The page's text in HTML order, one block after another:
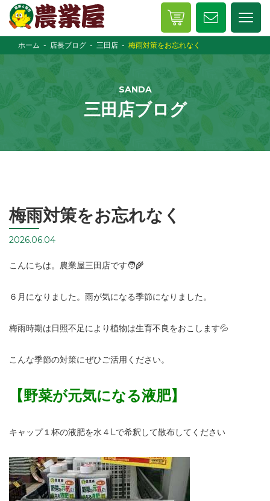
ホーム 店長ブログ 三田店 梅雨対策をお忘れなく
SANDA
三田店ブログ
梅雨対策をお忘れなく
2026.06.04
こんにちは。農業屋三田店です🧑‍🌾
６月になりました。雨が気になる季節になりました。
梅雨時期は日照不足により植物は生育不良をおこします💦
こんな季節の対策にぜひご活用ください。
【野菜が元気になる液肥】
キャップ１杯の液肥を水４Lで希釈して散布してください